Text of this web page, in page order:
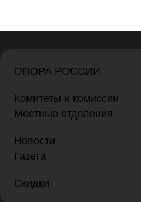
ОПОРА РОССИИ
Комитеты и комиссии
Местные отделения
Новости
Газета
Скидки